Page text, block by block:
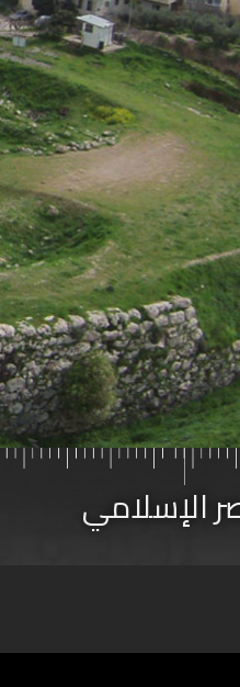
الإسلامي